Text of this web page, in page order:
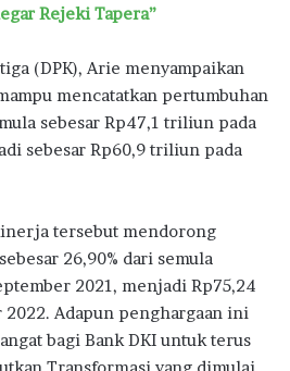
Rejeki Tapera”
(DPK), Arie menyampaikan
mencatatkan pertumbuhan
sebesar Rp47,1 triliun pada
sebesar Rp60,9 triliun pada
tersebut mendorong
26,90% dari semula
2021, menjadi Rp75,24
Adapun penghargaan ini
bagi Bank DKI untuk terus